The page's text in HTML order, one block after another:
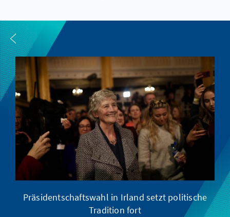
Präsidentschaftswahl in Irland setzt politische
Tradition fort